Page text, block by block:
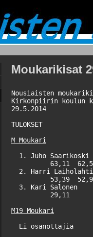
Moukarikisat
Nousiaisten
Kirkonpiirin koulun
29.5.2014
TULOKSET
M Moukari
1. Juho Saarikoski
63,11
2. Harri
53,39
3. Kari Salonen
29,11
M19 Moukari
  Ei osanottajia